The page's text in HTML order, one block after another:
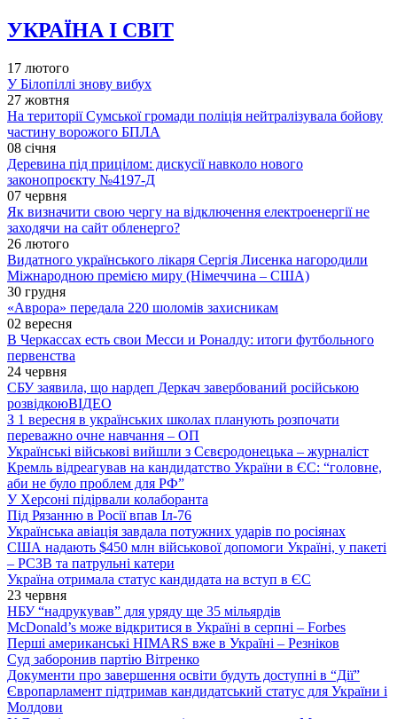
УКРАЇНА І СВІТ
17 лютого
У Білопіллі знову вибух
27 жовтня
На території Сумської громади поліція нейтралізувала бойову
частину ворожого БПЛА
08 січня
Деревина під прицілом: дискусії навколо нового
законопроєкту №4197-Д
07 червня
Як визначити свою чергу на відключення електроенергії не
заходячи на сайт обленерго?
26 лютого
Видатного українського лікаря Сергія Лисенка нагородили
Міжнародною премією миру (Німеччина – США)
30 грудня
«Аврора» передала 220 шоломів захисникам
02 вересня
В Черкассах есть свои Месси и Роналду: итоги футбольного
первенства
24 червня
СБУ заявила, що нардеп Деркач завербований російською
розвідкоюВІДЕО
З 1 вересня в українських школах планують розпочати
переважно очне навчання – ОП
Українські військові вийшли з Сєвєродонецька – журналіст
Кремль відреагував на кандидатство України в ЄС: “головне,
аби не було проблем для РФ”
У Херсоні підірвали колаборанта
Під Рязанню в Росії впав Іл-76
Українська авіація завдала потужних ударів по росіянах
США надають $450 млн військової допомоги Україні, у пакеті
– РСЗВ та патрульні катери
Україна отримала статус кандидата на вступ в ЄС
23 червня
НБУ “надрукував” для уряду ще 35 мільярдів
McDonald’s може відкритися в Україні в серпні – Forbes
Перші американські HIMARS вже в Україні – Резніков
Суд заборонив партію Вітренко
Документи про завершення освіти будуть доступні в “Дії”
Європарламент підтримав кандидатський статус для України і
Молдови